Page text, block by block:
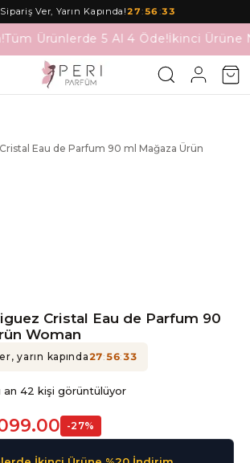
Ver, Yarın Kapında!27:56:33
Tüm Ürünlerde 5 Al 4 Öde!İkinci Ürüne
Eau de Parfum 90 ml Mağaza Ürün
Cristal Eau de Parfum 90
Woman
yarın kapında27:56:33
an 42 kişi görüntülüyor
-27%